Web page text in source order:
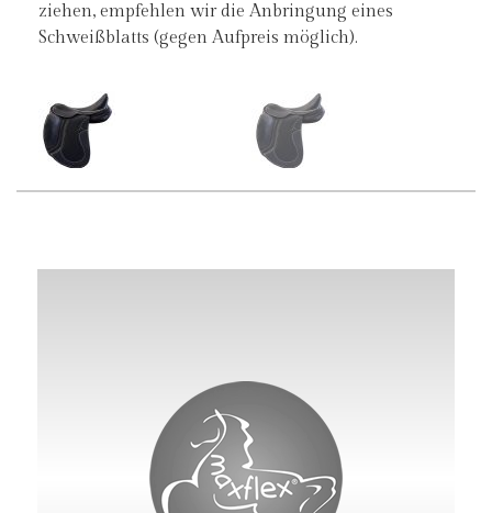
ziehen, empfehlen wir die Anbringung eines
Schweißblatts (gegen Aufpreis möglich).